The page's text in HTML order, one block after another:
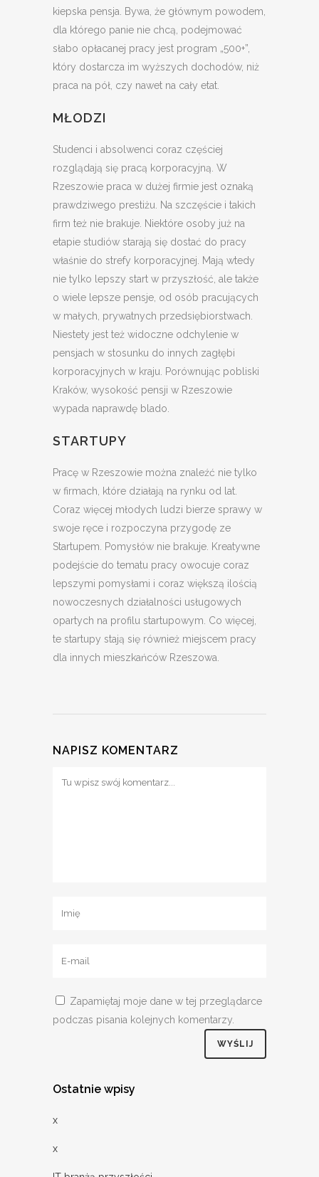
kiepska pensja. Bywa, że głównym powodem,
dla którego panie nie chcą, podejmować
słabo opłacanej pracy jest program „500+”,
który dostarcza im wyższych dochodów, niż
praca na pół, czy nawet na cały etat.
MŁODZI
Studenci i absolwenci coraz częściej
rozglądają się pracą korporacyjną. W
Rzeszowie praca w dużej firmie jest oznaką
prawdziwego prestiżu. Na szczęście i takich
firm też nie brakuje. Niektóre osoby już na
etapie studiów starają się dostać do pracy
właśnie do strefy korporacyjnej. Mają wtedy
nie tylko lepszy start w przyszłość, ale także
o wiele lepsze pensje, od osób pracujących
w małych, prywatnych przedsiębiorstwach.
Niestety jest też widoczne odchylenie w
pensjach w stosunku do innych zagłębi
korporacyjnych w kraju. Porównując pobliski
Kraków, wysokość pensji w Rzeszowie
wypada naprawdę blado.
STARTUPY
Pracę w Rzeszowie można znaleźć nie tylko
w firmach, które działają na rynku od lat.
Coraz więcej młodych ludzi bierze sprawy w
swoje ręce i rozpoczyna przygodę ze
Startupem. Pomysłów nie brakuje. Kreatywne
podejście do tematu pracy owocuje coraz
lepszymi pomysłami i coraz większą ilością
nowoczesnych działalności usługowych
opartych na profilu startupowym. Co więcej,
te startupy stają się również miejscem pracy
dla innych mieszkańców Rzeszowa.
NAPISZ KOMENTARZ
Zapamiętaj moje dane w tej przeglądarce
podczas pisania kolejnych komentarzy.
Ostatnie wpisy
x
x